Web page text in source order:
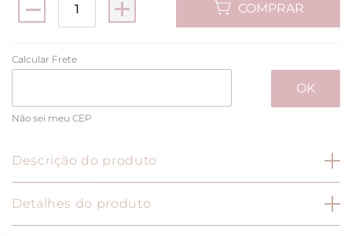
COMPRAR
Não sei meu CEP
Descrição do produto
Detalhes do produto